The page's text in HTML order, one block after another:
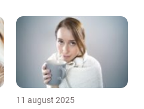
11 august 2025